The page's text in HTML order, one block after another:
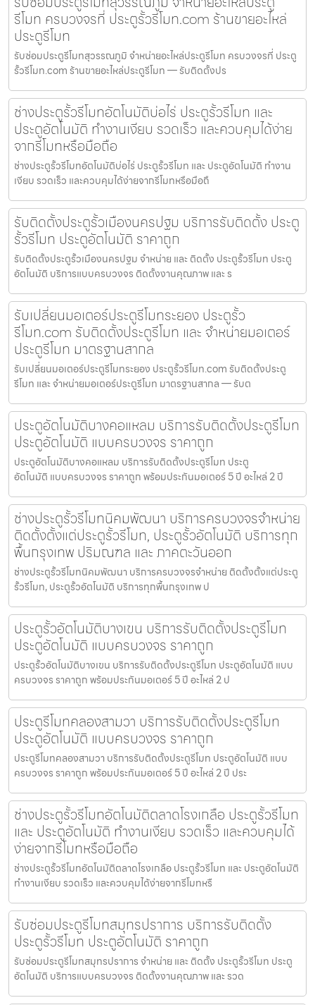
รีโมท ครบวงจรที่ ประตูรั้วรีโมท.com ร้านขายอะไหล่
ประตูรีโมท
รับซ่อมประตูรีโมทสุวรรณภูมิ จำหน่ายอะไหล่ประตูรีโมท ครบวงจรที่ ประตู
รั้วรีโมท.com ร้านขายอะไหล่ประตูรีโมท — รับติดตั้งปร
ช่างประตูรั้วรีโมทอัตโนมัติบ่อไร่ ประตูรั้วรีโมท และ
ประตูอัตโนมัติ ทำงานเงียบ รวดเร็ว และควบคุมได้ง่าย
จากรีโมทหรือมือถือ
ช่างประตูรั้วรีโมทอัตโนมัติบ่อไร่ ประตูรั้วรีโมท และ ประตูอัตโนมัติ ทำงาน
เงียบ รวดเร็ว และควบคุมได้ง่ายจากรีโมทหรือมือถื
รับติดตั้งประตูรั้วเมืองนครปฐม บริการรับติดตั้ง ประตู
รั้วรีโมท ประตูอัตโนมัติ ราคาถูก
รับติดตั้งประตูรั้วเมืองนครปฐม จำหน่าย และ ติดตั้ง ประตูรั้วรีโมท ประตู
อัตโนมัติ บริการแบบครบวงจร ติดตั้งงานคุณภาพ และ ร
รับเปลี่ยนมอเตอร์ประตูรีโมทระยอง ประตูรั้ว
รีโมท.com รับติดตั้งประตูรีโมท และ จำหน่ายมอเตอร์
ประตูรีโมท มาตรฐานสากล
รับเปลี่ยนมอเตอร์ประตูรีโมทระยอง ประตูรั้วรีโมท.com รับติดตั้งประตู
รีโมท และ จำหน่ายมอเตอร์ประตูรีโมท มาตรฐานสากล — รับต
ประตูอัตโนมัติบางคอแหลม บริการรับติดตั้งประตูรีโมท
ประตูอัตโนมัติ แบบครบวงจร ราคาถูก
ประตูอัตโนมัติบางคอแหลม บริการรับติดตั้งประตูรีโมท ประตู
อัตโนมัติ แบบครบวงจร ราคาถูก พร้อมประกันมอเตอร์ 5 ปี อะไหล่ 2 ปี
ช่างประตูรั้วรีโมทนิคมพัฒนา บริการครบวงจรจำหน่าย
ติดตั้งตั้งแต่ประตูรั้วรีโมท, ประตูรั้วอัตโนมัติ บริการทุก
พื้นกรุงเทพ ปริมณฑล และ ภาคตะวันออก
ช่างประตูรั้วรีโมทนิคมพัฒนา บริการครบวงจรจำหน่าย ติดตั้งตั้งแต่ประตู
รั้วรีโมท, ประตูรั้วอัตโนมัติ บริการทุกพื้นกรุงเทพ ป
ประตูรั้วอัตโนมัติบางเขน บริการรับติดตั้งประตูรีโมท
ประตูอัตโนมัติ แบบครบวงจร ราคาถูก
ประตูรั้วอัตโนมัติบางเขน บริการรับติดตั้งประตูรีโมท ประตูอัตโนมัติ แบบ
ครบวงจร ราคาถูก พร้อมประกันมอเตอร์ 5 ปี อะไหล่ 2 ป
ประตูรีโมทคลองสามวา บริการรับติดตั้งประตูรีโมท
ประตูอัตโนมัติ แบบครบวงจร ราคาถูก
ประตูรีโมทคลองสามวา บริการรับติดตั้งประตูรีโมท ประตูอัตโนมัติ แบบ
ครบวงจร ราคาถูก พร้อมประกันมอเตอร์ 5 ปี อะไหล่ 2 ปี ประ
ช่างประตูรั้วรีโมทอัตโนมัติตลาดโรงเกลือ ประตูรั้วรีโมท
และ ประตูอัตโนมัติ ทำงานเงียบ รวดเร็ว และควบคุมได้
ง่ายจากรีโมทหรือมือถือ
ช่างประตูรั้วรีโมทอัตโนมัติตลาดโรงเกลือ ประตูรั้วรีโมท และ ประตูอัตโนมัติ
ทำงานเงียบ รวดเร็ว และควบคุมได้ง่ายจากรีโมทหรื
รับซ่อมประตูรีโมทสมุทรปราการ บริการรับติดตั้ง
ประตูรั้วรีโมท ประตูอัตโนมัติ ราคาถูก
รับซ่อมประตูรีโมทสมุทรปราการ จำหน่าย และ ติดตั้ง ประตูรั้วรีโมท ประตู
อัตโนมัติ บริการแบบครบวงจร ติดตั้งงานคุณภาพ และ รวด